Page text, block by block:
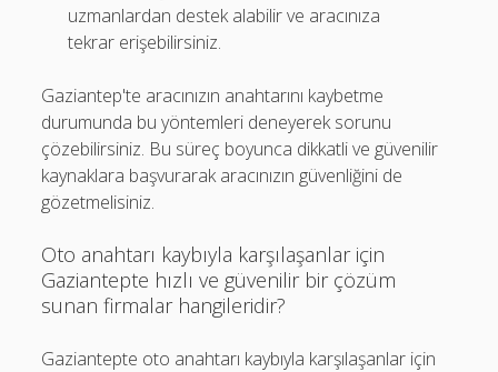
uzmanlardan destek alabilir ve aracınıza
tekrar erişebilirsiniz.
Gaziantep'te aracınızın anahtarını kaybetme
durumunda bu yöntemleri deneyerek sorunu
çözebilirsiniz. Bu süreç boyunca dikkatli ve güvenilir
kaynaklara başvurarak aracınızın güvenliğini de
gözetmelisiniz.
Oto anahtarı kaybıyla karşılaşanlar için
Gaziantepte hızlı ve güvenilir bir çözüm
sunan firmalar hangileridir?
Gaziantepte oto anahtarı kaybıyla karşılaşanlar için